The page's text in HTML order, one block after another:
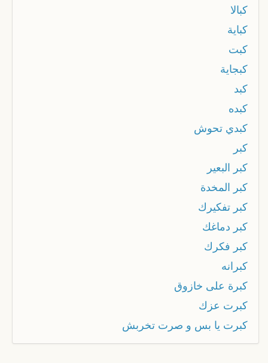
كبالا
كباية
كبت
كبجاية
كبد
كبده
كبدي تحوش
كبر
كبر البعير
كبر المخدة
كبر تفكيرك
كبر دماغك
كبر فكرك
كبرانه
كبرة على خازوق
كبرت عزك
كبرت يا بس و صرت تخربش